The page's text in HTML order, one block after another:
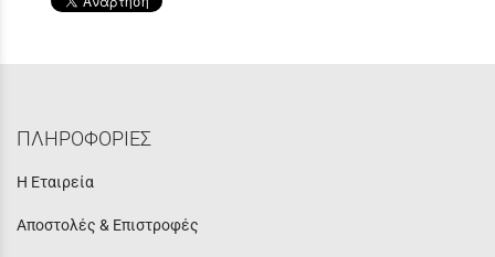
ΠΛΗΡΟΦΟΡΙΕΣ
Η Εταιρεία
Αποστολές & Επιστροφές